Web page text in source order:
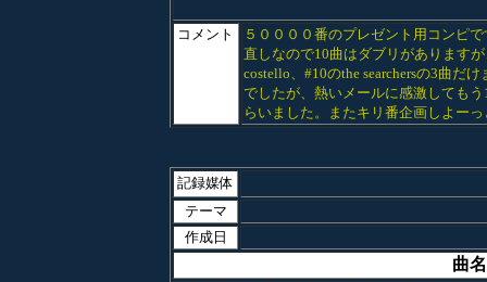
コメント
５００００番のプレゼント用コンピ
直しなので10曲はダブリがあります
costello、#10のthe searchersの3曲だ
でしたが、熱いメールに感激しても
らいました。またキリ番企画しよーっ
記録媒体
テーマ
作成日
曲